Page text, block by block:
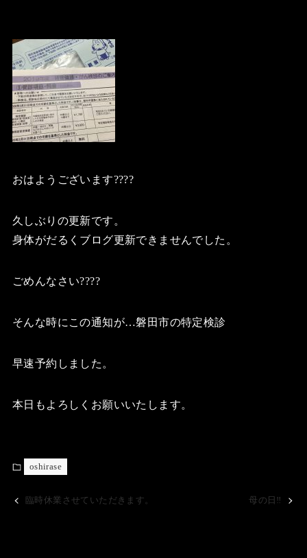
おはようございます????
久しぶりの更新です。
身体がだるくブログ更新できませんでした。
ごめんなさい????
そんな時にこの通知が…磐田市の特定検診
早速予約しました。
本日もよろしくお願いいたします。
oshirase
臨時休業させていただきます。 母の日‼️